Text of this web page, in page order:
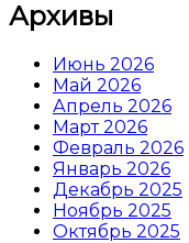
Архивы
Июнь 2026
Май 2026
Апрель 2026
Март 2026
Февраль 2026
Январь 2026
Декабрь 2025
Ноябрь 2025
Октябрь 2025